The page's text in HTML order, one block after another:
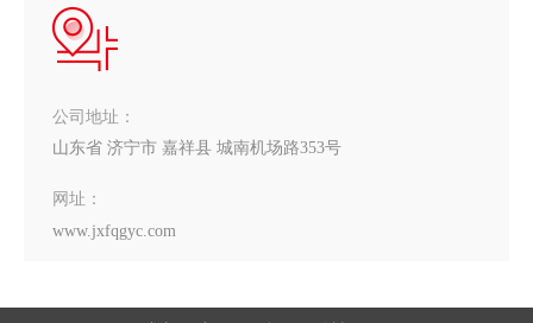
公司地址：
山东省 济宁市 嘉祥县 城南机场路353号
网址：
www.jxfqgyc.com